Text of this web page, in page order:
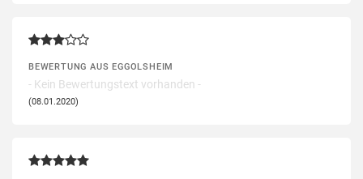
BEWERTUNG AUS EGGOLSHEIM
- Kein Bewertungstext vorhanden -
(08.01.2020)